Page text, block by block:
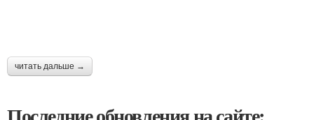
читать дальше →